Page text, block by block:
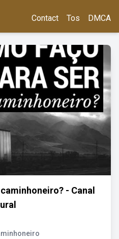
Contact Tos DMCA
- Canal